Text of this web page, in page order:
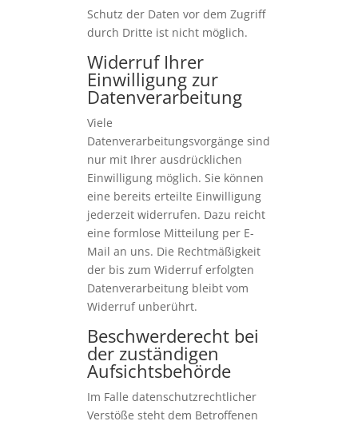
Schutz der Daten vor dem Zugriff
durch Dritte ist nicht möglich.
Widerruf Ihrer
Einwilligung zur
Datenverarbeitung
Viele
Datenverarbeitungsvorgänge sind
nur mit Ihrer ausdrücklichen
Einwilligung möglich. Sie können
eine bereits erteilte Einwilligung
jederzeit widerrufen. Dazu reicht
eine formlose Mitteilung per E-
Mail an uns. Die Rechtmäßigkeit
der bis zum Widerruf erfolgten
Datenverarbeitung bleibt vom
Widerruf unberührt.
Beschwerderecht bei
der zuständigen
Aufsichtsbehörde
Im Falle datenschutzrechtlicher
Verstöße steht dem Betroffenen